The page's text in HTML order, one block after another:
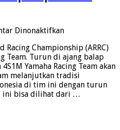
Dinonaktifkanpada
Racing
Team
Bidik
Juara
ARRC
2022
Racing Championship (ARRC)
Team. Turun di ajang balap
Yamaha Racing Team akan
melanjutkan tradisi
di tim ini dengan turun
ini bisa dilihat dari …